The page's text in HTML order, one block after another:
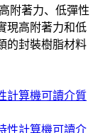
附著力、低彈性
現高附著力和低
的封裝樹脂材料
計算機可讀介質